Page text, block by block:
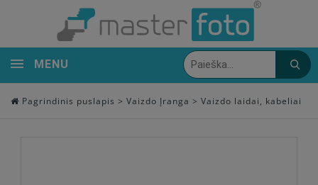
MENU
Pagrindinis puslapis > Vaizdo Įranga > Vaizdo laidai, kabeliai